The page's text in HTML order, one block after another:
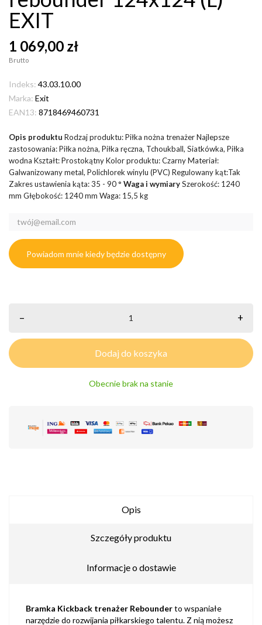
EXIT
1 069,00 zł
Brutto
Indeks: 43.03.10.00
Marka: Exit
EAN13: 8718469460731
Opis produktu Rodzaj produktu: Piłka nożna trenażer Najlepsze
zastosowania: Piłka nożna, Piłka ręczna, Tchoukball, Siatkówka, Piłka
wodna Kształt: Prostokątny Kolor produktu: Czarny Materiał:
Galwanizowany metal, Polichlorek winylu (PVC) Regulowany kąt:Tak
Zakres ustawienia kąta: 35 - 90 ° Waga i wymiarySzerokość: 1240
mm Głębokość: 1240 mm Waga: 15,5 kg
Powiadom mnie kiedy będzie dostępny
– +
Dodaj do koszyka
Obecnie brak na stanie
Opis
Szczegóły produktu
Informacje o dostawie
Bramka Kickback trenażer Rebounderto wspaniałe
narzędzie do rozwijania piłkarskiego talentu. Z nią możesz